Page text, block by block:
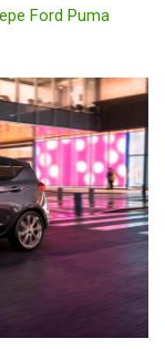
Ford Puma